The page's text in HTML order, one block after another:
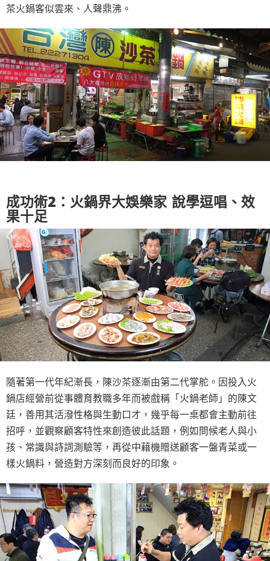
茶火鍋客似雲來、人聲鼎沸。
成功術2：火鍋界大娛樂家 說學逗唱、效
果十足
隨著第一代年紀漸長，陳沙茶逐漸由第二代掌舵。因投入火
鍋店經營前從事體育教職多年而被戲稱「火鍋老師」的陳文
廷，善用其活潑性格與生動口才，幾乎每一桌都會主動前往
招呼，並觀察顧客特性來創造彼此話題，例如問候老人與小
孩、常識與詩詞測驗等，再從中藉機贈送顧客一盤青菜或一
樣火鍋料，營造對方深刻而良好的印象。